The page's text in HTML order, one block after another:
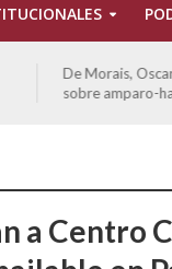
Ferreyra Pardo,
otros sobre
a Centro